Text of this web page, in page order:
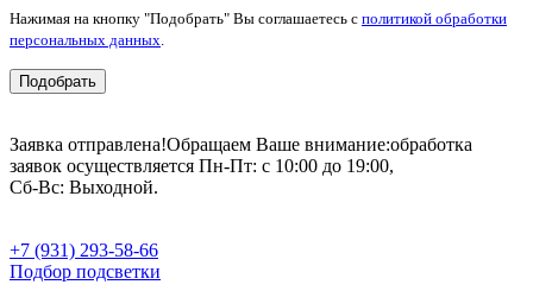
Нажимая на кнопку "Подобрать" Вы соглашаетесь с политикой обработки
персональных данных
Подобрать
Заявка отправлена!Обращаем Ваше внимание:обработка
заявок осуществляется Пн-Пт: с 10:00 до 19:00,
Сб-Вс: Выходной.
+7 (931) 293-58-66
Подбор подсветки